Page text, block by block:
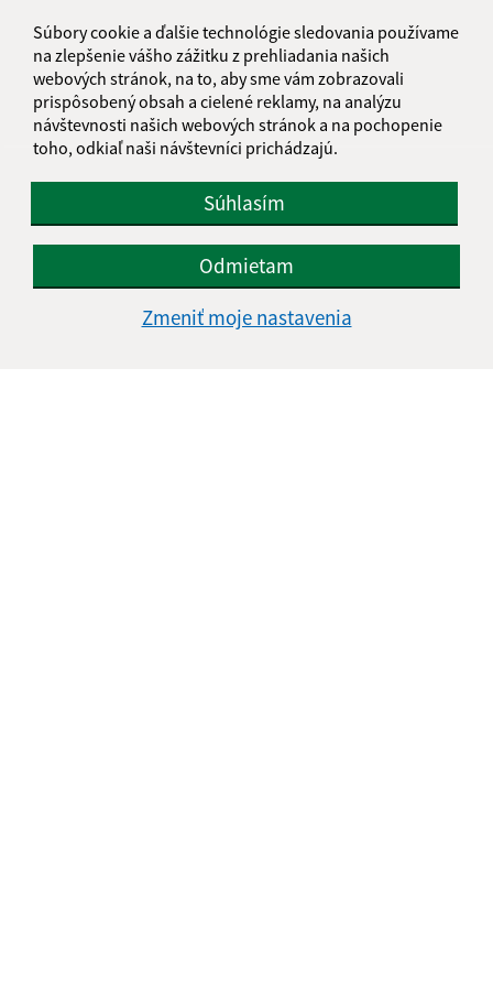
Súbory cookie a ďalšie technológie sledovania používame
na zlepšenie vášho zážitku z prehliadania našich
webových stránok, na to, aby sme vám zobrazovali
prispôsobený obsah a cielené reklamy, na analýzu
návštevnosti našich webových stránok a na pochopenie
toho, odkiaľ naši návštevníci prichádzajú.
Súhlasím
Odmietam
Zmeniť moje nastavenia
+421 55 300 90 01
IČO: 00690988